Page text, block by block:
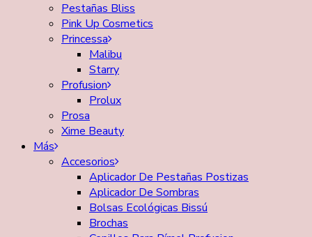
Pestañas Bliss
Pink Up Cosmetics
Princessa
Malibu
Starry
Profusion
Prolux
Prosa
Xime Beauty
Más
Accesorios
Aplicador De Pestañas Postizas
Aplicador De Sombras
Bolsas Ecológicas Bissú
Brochas